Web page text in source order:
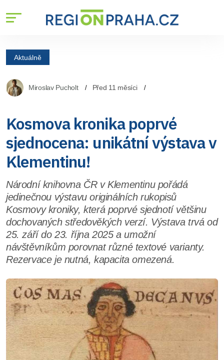
Aktuálně
Miroslav Pucholt Před 11 měsíci
Kosmova kronika poprvé
sjednocena: unikátní výstava v
Klementinu!
Národní knihovna ČR v Klementinu pořádá
jedinečnou výstavu originálních rukopisů
Kosmovy kroniky, která poprvé sjednotí většinu
dochovaných středověkých verzí. Výstava trvá od
25. září do 23. října 2025 a umožní
návštěvníkům porovnat různé textové varianty.
Rezervace je nutná, kapacita omezená.